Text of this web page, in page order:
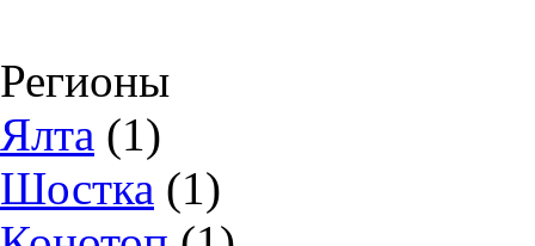
Регионы
Ялта (1)
Шостка (1)